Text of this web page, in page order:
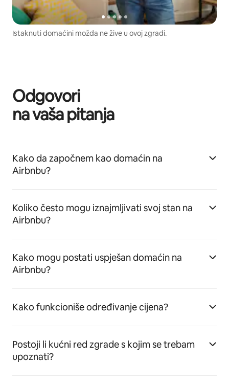
Istaknuti domaćini možda ne žive u ovoj zgradi.
Odgovori
na vaša pitanja
Kako da započnem kao domaćin na
Airbnbu?
Koliko često mogu iznajmljivati svoj stan na
Airbnbu?
Kako mogu postati uspješan domaćin na
Airbnbu?
Kako funkcioniše određivanje cijena?
Postoji li kućni red zgrade s kojim se trebam
upoznati?